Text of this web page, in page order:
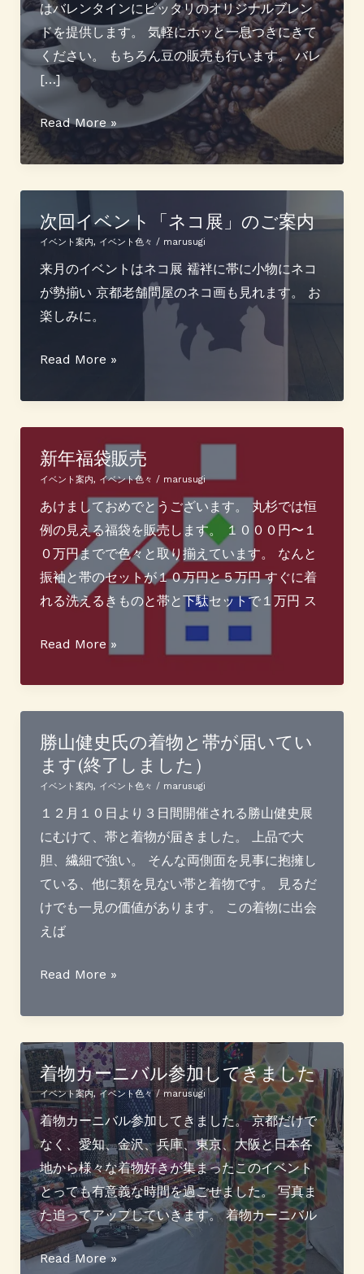
はバレンタインにピッタリのオリジナルブレン
ドを提供します。 気軽にホッと一息つきにきて
ください。 もちろん豆の販売も行います。 バレ
[…]
バ
レ
ン
タ
イ
ン
カ
フ
ェ
催！
月
１
４
日
（無
事
終
了
し
し
Read More »
次回イベント「ネコ展」のご案内
イベント案内, イベント色々 / marusugi
来月のイベントはネコ展 襦袢に帯に小物にネコ
が勢揃い 京都老舗問屋のネコ画も見れます。 お
楽しみに。
次
イ
ベ
ン
ト
「ネ
コ
展」
の
ご
内
Read More »
新年福袋販売
イベント案内, イベント色々 / marusugi
あけましておめでとうございます。 丸杉では恒
例の見える福袋を販売します。 １０００円〜１
０万円までで色々と取り揃えています。 なんと
振袖と帯のセットが１０万円と５万円 すぐに着
れる洗えるきものと帯と下駄セットで１万円 ス
新
福
袋
販
売
Read More »
勝山健史氏の着物と帯が届いてい
ます(終了しました）
イベント案内, イベント色々 / marusugi
１２月１０日より３日間開催される勝山健史展
にむけて、帯と着物が届きました。 上品で大
胆、繊細で強い。 そんな両側面を見事に抱擁し
ている、他に類を見ない帯と着物です。 見るだ
けでも一見の価値があります。 この着物に出会
えば
勝
健
史
氏
の
着
物
と
帯
が
届
い
Read More »
着物カーニバル参加してきました
イベント案内,イベント色々/marusugi
着物カーニバル参加してきました。 京都だけで
なく、愛知、金沢、兵庫、東京、大阪と日本各
地から様々な着物好きが集まったこのイベント
とっても有意義な時間を過ごせました。 写真ま
た追ってアップしていきます。 着物カーニバル
着
Read More »